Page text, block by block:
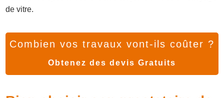
de vitre.
Combien vos travaux vont-ils coûter ?
Obtenez des devis Gratuits